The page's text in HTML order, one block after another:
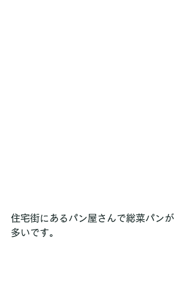
住宅街にあるパン屋さんで総菜パンが
多いです。